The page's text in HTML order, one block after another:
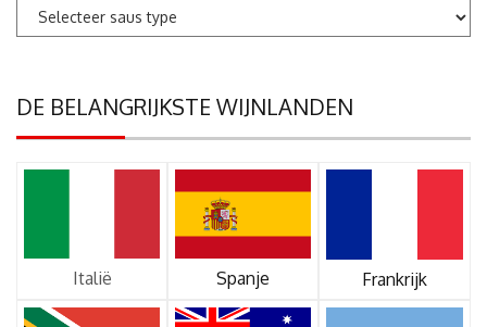
DE BELANGRIJKSTE WIJNLANDEN
Italië Spanje Frankrijk